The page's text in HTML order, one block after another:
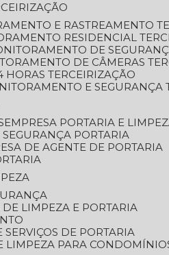
E RASTREAMENTO
RESIDENCIAL
DE
DE CÂMERAS
HORAS TERCEIRIZAÇÃO
E SEGURANÇA
EMPRESA PORTARIA E
SEGURANÇA PORTARIA
DE AGENTE DE PORTARIA
DE LIMPEZA E PORTARIA
SERVIÇOS DE PORTARIA
LIMPEZA PARA